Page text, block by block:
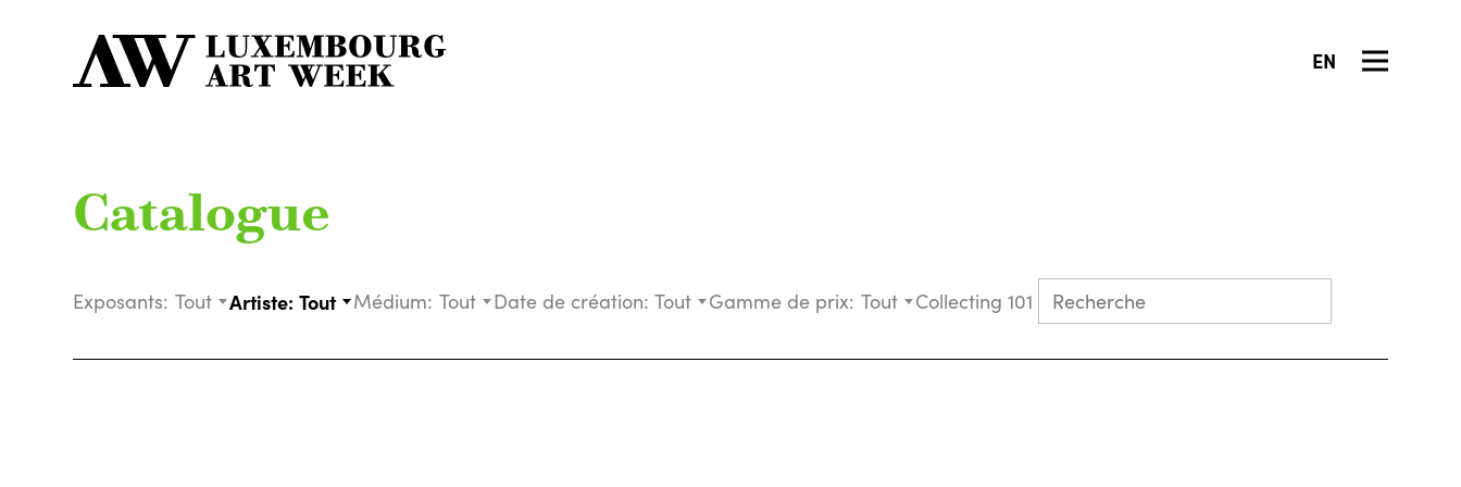
EN
Catalogue
Exposants: Tout Artiste: Tout Médium: Tout Date de création: Tout Gamme de prix: Tout Collecting 101